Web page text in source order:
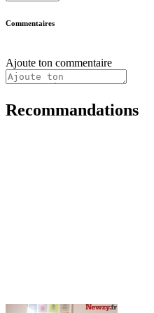
Commentaires
Ajoute ton commentaire
Recommandations